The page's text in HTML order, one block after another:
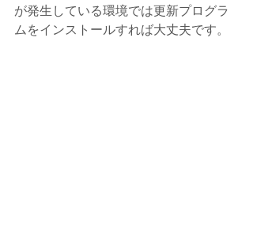
が発生している環境では更新プログラ
ムをインストールすれば大丈夫です。